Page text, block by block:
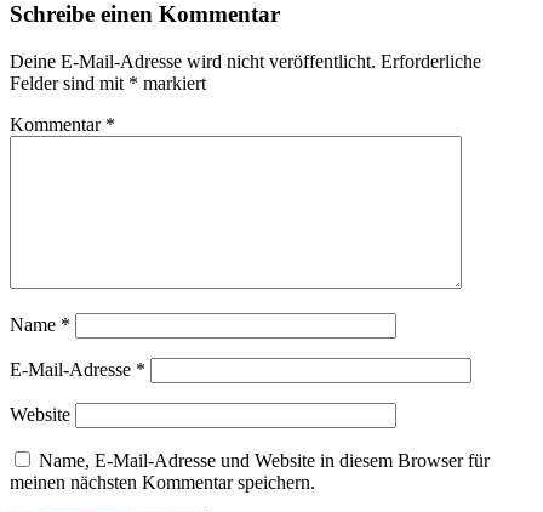
Schreibe einen Kommentar
Deine E-Mail-Adresse wird nicht veröffentlicht. Erforderliche
Felder sind mit * markiert
Kommentar *
Name *
E-Mail-Adresse *
Website
Name, E-Mail-Adresse und Website in diesem Browser für
meinen nächsten Kommentar speichern.